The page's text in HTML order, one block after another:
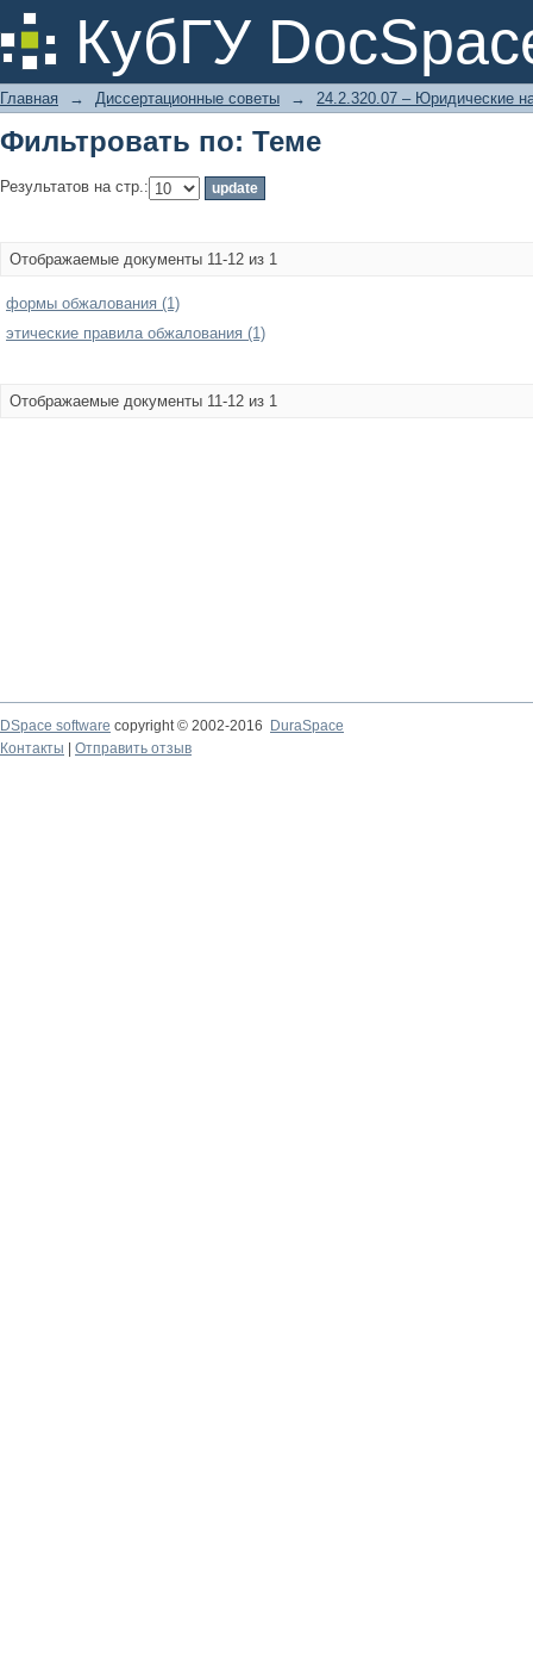
КубГУ
Фильтровать по: Теме
Главная → Диссертационные советы → 24.2.320.07 – Юридические
Фильтровать по: Теме
Результатов на стр.:
Отображаемые документы 11-12 из 1
формы обжалования (1)
этические правила обжалования (1)
Отображаемые документы 11-12 из 1
DSpace software copyright © 2002-2016
DuraSpace
Контакты
Отправить отзыв